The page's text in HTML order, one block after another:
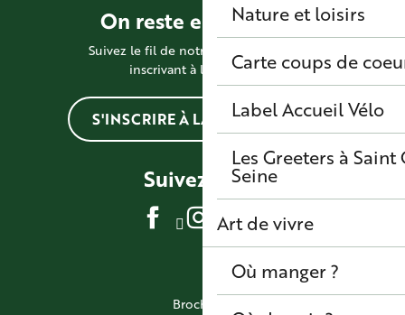
Nature et loisirs
Carte coups de
Label Accueil Vélo
Les Greeters à
Seine
Art de vivre
Où manger ?
On reste en contact !
Suivez le fil de notre actualité en vous
inscrivant à la newsletter
S'INSCRIRE À LA NEWSLETTER
Suivez-nous
Brochures